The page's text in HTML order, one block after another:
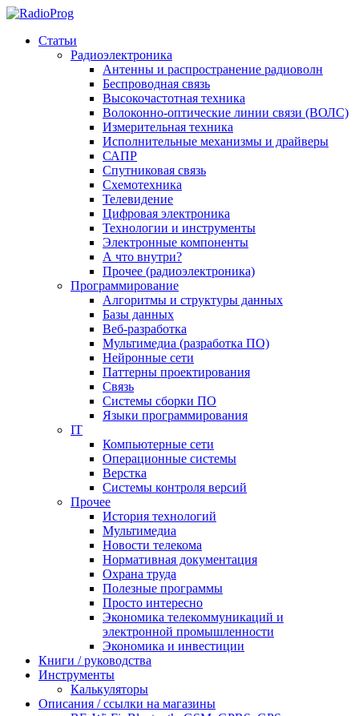
Статьи
Радиоэлектроника
Антенны и распространение радиоволн
Беспроводная связь
Высокочастотная техника
Волоконно-оптические линии связи (ВОЛС)
Измерительная техника
Исполнительные механизмы и драйверы
САПР
Спутниковая связь
Схемотехника
Телевидение
Цифровая электроника
Технологии и инструменты
Электронные компоненты
А что внутри?
Прочее (радиоэлектроника)
Программирование
Алгоритмы и структуры данных
Базы данных
Веб-разработка
Мультимедиа (разработка ПО)
Нейронные сети
Паттерны проектирования
Связь
Системы сборки ПО
Языки программирования
IT
Компьютерные сети
Операционные системы
Верстка
Системы контроля версий
Прочее
История технологий
Мультимедиа
Новости телекома
Нормативная документация
Охрана труда
Полезные программы
Просто интересно
Экономика телекоммуникаций и
электронной промышленности
Экономика и инвестиции
Книги / руководства
Инструменты
Калькуляторы
Описания / ссылки на магазины